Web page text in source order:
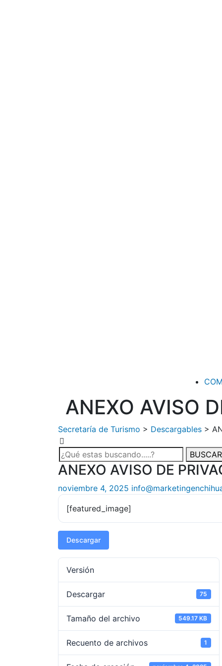
ANEXO AVISO
Secretaría de Turismo > Descargables >
Search
for:
BUSCAR
ANEXO AVISO DE
noviembre 4, 2025
[featured_image]
Descargar
Versión
Descargar 75
Tamaño del archivo 549.17 KB
Recuento de archivos 1